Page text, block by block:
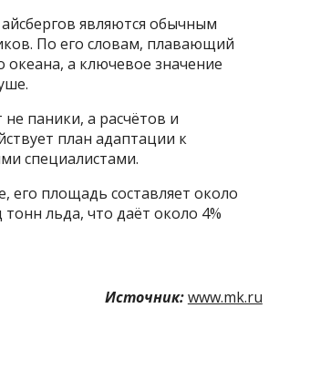
являются обычным
По его словам, плавающий
а ключевое значение
паники, а расчётов и
план адаптации к
специалистами.
его площадь составляет около
льда, что даёт около 4%
Источник:www.mk.ru